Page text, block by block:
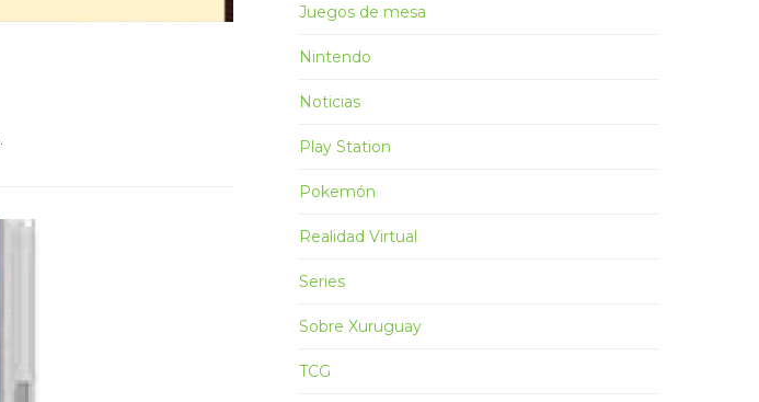
Juegos de mesa
Nintendo
Noticias
Play Station
Pokemón
Realidad Virtual
Series
Sobre Xuruguay
TCG